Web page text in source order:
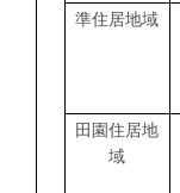
準住居地域
田園住居地
域